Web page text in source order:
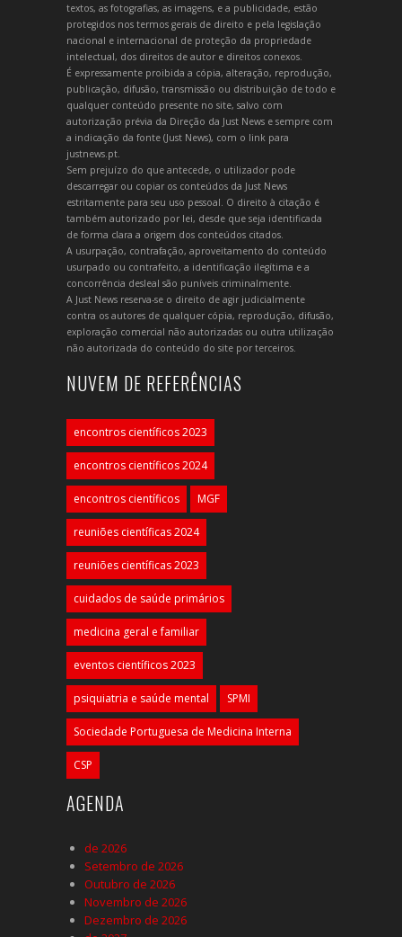
textos, as fotografias, as imagens, e a publicidade, estão
protegidos nos termos gerais de direito e pela legislação
nacional e internacional de proteção da propriedade
intelectual, dos direitos de autor e direitos conexos.
É expressamente proibida a cópia, alteração, reprodução,
publicação, difusão, transmissão ou distribuição de todo e
qualquer conteúdo presente no site, salvo com
autorização prévia da Direção da Just News e sempre com
a indicação da fonte (Just News), com o link para
justnews.pt.
Sem prejuízo do que antecede, o utilizador pode
descarregar ou copiar os conteúdos da Just News
estritamente para seu uso pessoal. O direito à citação é
também autorizado por lei, desde que seja identificada
de forma clara a origem dos conteúdos citados.
A usurpação, contrafação, aproveitamento do conteúdo
usurpado ou contrafeito, a identificação ilegítima e a
concorrência desleal são puníveis criminalmente.
A Just News reserva-se o direito de agir judicialmente
contra os autores de qualquer cópia, reprodução, difusão,
exploração comercial não autorizadas ou outra utilização
não autorizada do conteúdo do site por terceiros.
NUVEM DE REFERÊNCIAS
encontros científicos 2023
encontros científicos 2024
encontros científicos MGF
reuniões científicas 2024
reuniões científicas 2023
cuidados de saúde primários
medicina geral e familiar
eventos científicos 2023
psiquiatria e saúde mental SPMI
Sociedade Portuguesa de Medicina Interna
CSP
AGENDA
de 2026
Setembro de 2026
Outubro de 2026
Novembro de 2026
Dezembro de 2026